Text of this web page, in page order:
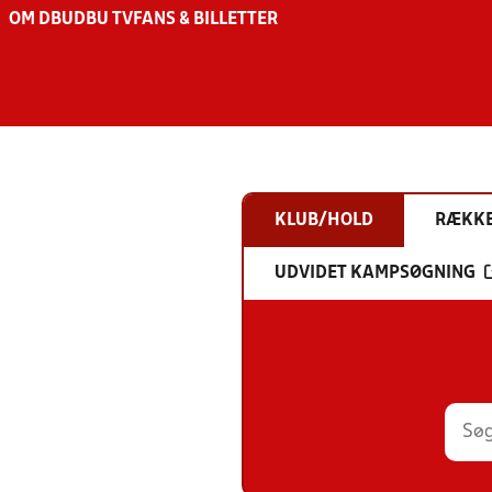
OM DBU DBU TV FANS & BILLETTER
KLUB/HOLD
UDVIDET KAMPSØGNING